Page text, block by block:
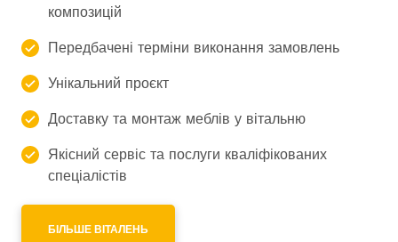
композицій
Передбачені терміни виконання замовлень
Унікальний проєкт
Доставку та монтаж меблів у вітальню
Якісний сервіс та послуги кваліфікованих
спеціалістів
БІЛЬШЕ ВІТАЛЕНЬ